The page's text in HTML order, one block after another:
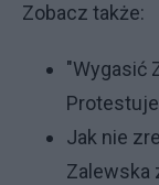
Zobacz także:
"Wygasić
Jak nie
Zalewska